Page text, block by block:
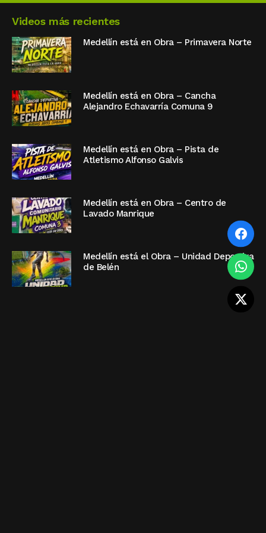
Videos más recientes
Medellín está en Obra – Primavera Norte
Medellín está en Obra – Cancha
Alejandro Echavarría Comuna 9
Medellín está en Obra – Pista de
Atletismo Alfonso Galvis
Medellín está en Obra – Centro de
Lavado Manrique
Medellín está el Obra – Unidad Deportiva
de Belén